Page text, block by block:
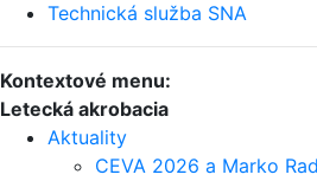
Technická služba SNA
Kontextové menu:
Letecká akrobacia
Aktuality
CEVA 2026 a Marko